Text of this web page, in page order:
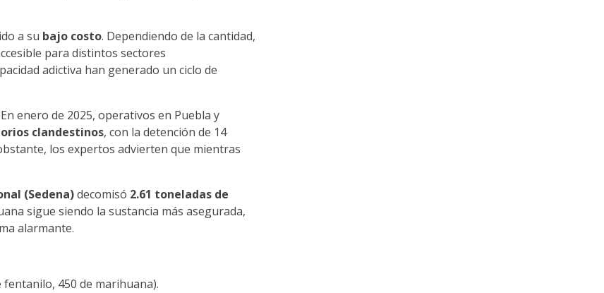
a su bajo costo. Dependiendo de la cantidad,
para distintos sectores
adictiva han generado un ciclo de
enero de 2025, operativos en Puebla y
clandestinos, con la detención de 14
los expertos advierten que mientras
(Sedena)decomisó 2.61 toneladas de
sigue siendo la sustancia más asegurada,
alarmante.
fentanilo, 450 de marihuana).